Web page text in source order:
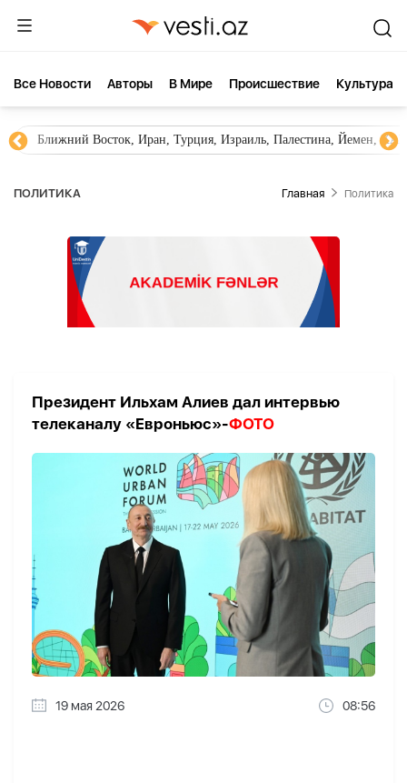
Все Новости Aвторы В Мире Происшествие Культура
Ближний Восток, Иран, Турция, Израиль, Палестина, Йемен,
ПОЛИТИКА Главная Политика
Президент Ильхам Алиев дал интервью
телеканалу «Евроньюс»-ФОТО
19 мая 2026 08:56